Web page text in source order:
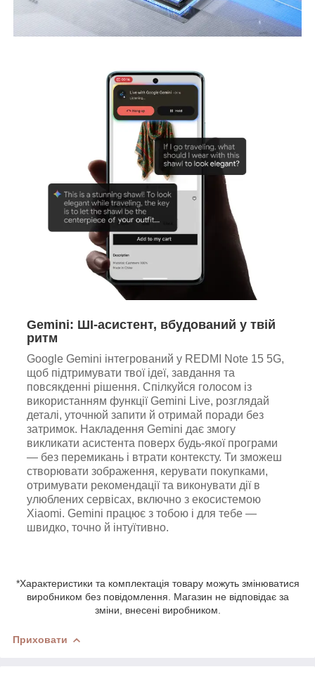
Gemini: ШІ-асистент, вбудований у твій
ритм
Google Gemini інтегрований у REDMI Note 15 5G,
щоб підтримувати твої ідеї, завдання та
повсякденні рішення. Спілкуйся голосом із
використанням функції Gemini Live, розглядай
деталі, уточнюй запити й отримай поради без
затримок. Накладення Gemini дає змогу
викликати асистента поверх будь-якої програми
— без перемикань і втрати контексту. Ти зможеш
створювати зображення, керувати покупками,
отримувати рекомендації та виконувати дії в
улюблених сервісах, включно з екосистемою
Xiaomi. Gemini працює з тобою і для тебе —
швидко, точно й інтуїтивно.
*Характеристики та комплектація товару можуть змінюватися
виробником без повідомлення. Магазин не відповідає за
зміни, внесені виробником.
Приховати